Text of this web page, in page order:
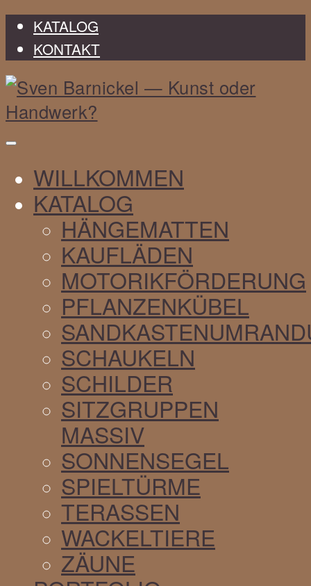
KATALOG
KONTAKT
Sven
Barnickel
WILLKOMMEN
KATALOG
HÄNGEMATTEN
KAUFLÄDEN
MOTORIKFÖRDERUNG
PFLANZENKÜBEL
SCHAUKELN
SCHILDER
SITZGRUPPEN
MASSIV
SONNENSEGEL
SPIELTÜRME
TERASSEN
WACKELTIERE
ZÄUNE